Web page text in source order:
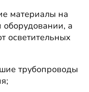
материалы на
оборудовании, а
осветительных
трубопроводы